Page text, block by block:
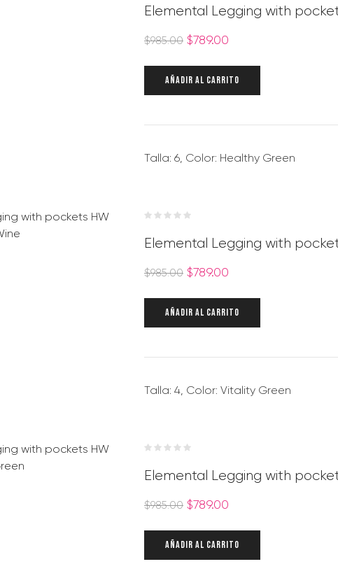
5.00
Elemental Legging with
$985.00 $789.00
AÑADIR AL CARRITO
Talla: 6, Color: Healthy Green
Elemental Legging with
$985.00 $789.00
AÑADIR AL CARRITO
Talla: 4, Color: Vitality Green
Elemental Legging with
$985.00 $789.00
AÑADIR AL CARRITO